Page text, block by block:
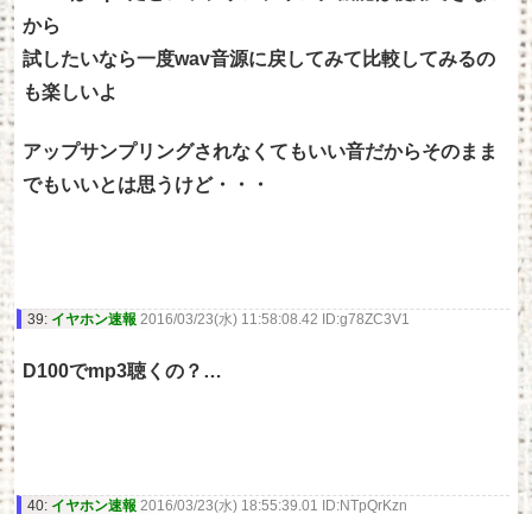
から
試したいなら一度wav音源に戻してみて比較してみるの
も楽しいよ
アップサンプリングされなくてもいい音だからそのまま
でもいいとは思うけど・・・
39: イヤホン速報 2016/03/23(水) 11:58:08.42 ID:g78ZC3V1
D100でmp3聴くの？…
40: イヤホン速報 2016/03/23(水) 18:55:39.01 ID:NTpQrKzn